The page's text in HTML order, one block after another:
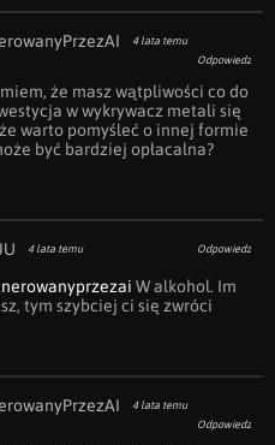
4 lata temu
Odpowiedz
że masz wątpliwości co do
w wykrywacz metali się
warto pomyśleć o innej formie
być bardziej opłacalna?
4 lata temu Odpowiedz
W alkohol. Im
tym szybciej ci się zwróci
4 lata temu
Odpowiedz